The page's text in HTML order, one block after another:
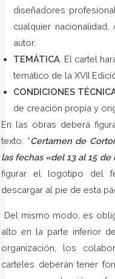
diseñadores
cualquier
autor.
TEMÁTICA. El cartel
temático de la XVII
CONDICIONES
de creación propia y
En las obras deberá
texto: “Certamen de
las fechas «del 13 al 15
figurar el logotipo del
descargar al pie de esta
Del mismo modo, es
alto en la parte inferior
organización, los
carteles deberán tener